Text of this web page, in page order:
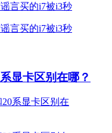
显卡区别在哪？